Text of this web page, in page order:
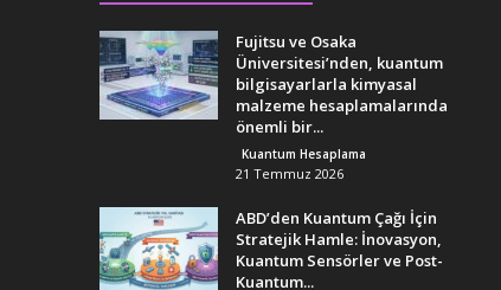
Fujitsu ve Osaka
Üniversitesi’nden, kuantum
bilgisayarlarla kimyasal
malzeme hesaplamalarında
önemli bir...
Kuantum Hesaplama
21 Temmuz 2026
ABD’den Kuantum Çağı İçin
Stratejik Hamle: İnovasyon,
Kuantum Sensörler ve Post-
Kuantum...